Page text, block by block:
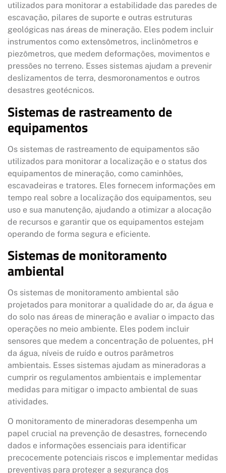
utilizados para monitorar a estabilidade das paredes de
escavação, pilares de suporte e outras estruturas
geológicas nas áreas de mineração. Eles podem incluir
instrumentos como extensômetros, inclinômetros e
piezômetros, que medem deformações, movimentos e
pressões no terreno. Esses sistemas ajudam a prevenir
deslizamentos de terra, desmoronamentos e outros
desastres geotécnicos.
Sistemas de rastreamento de
equipamentos
Os sistemas de rastreamento de equipamentos são
utilizados para monitorar a localização e o status dos
equipamentos de mineração, como caminhões,
escavadeiras e tratores. Eles fornecem informações em
tempo real sobre a localização dos equipamentos, seu
uso e sua manutenção, ajudando a otimizar a alocação
de recursos e garantir que os equipamentos estejam
operando de forma segura e eficiente.
Sistemas de monitoramento
ambiental
Os sistemas de monitoramento ambiental são
projetados para monitorar a qualidade do ar, da água e
do solo nas áreas de mineração e avaliar o impacto das
operações no meio ambiente. Eles podem incluir
sensores que medem a concentração de poluentes, pH
da água, níveis de ruído e outros parâmetros
ambientais. Esses sistemas ajudam as mineradoras a
cumprir os regulamentos ambientais e implementar
medidas para mitigar o impacto ambiental de suas
atividades.
O monitoramento de mineradoras desempenha um
papel crucial na prevenção de desastres, fornecendo
dados e informações essenciais para identificar
precocemente potenciais riscos e implementar medidas
preventivas para proteger a segurança dos